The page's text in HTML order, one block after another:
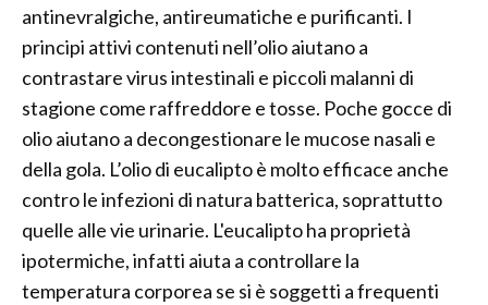
antinevralgiche, antireumatiche e purificanti. I
principi attivi contenuti nell’olio aiutano a
contrastare virus intestinali e piccoli malanni di
stagione come raffreddore e tosse. Poche gocce di
olio aiutano a decongestionare le mucose nasali e
della gola. L’olio di eucalipto è molto efficace anche
contro le infezioni di natura batterica, soprattutto
quelle alle vie urinarie. L'eucalipto ha proprietà
ipotermiche, infatti aiuta a controllare la
temperatura corporea se si è soggetti a frequenti